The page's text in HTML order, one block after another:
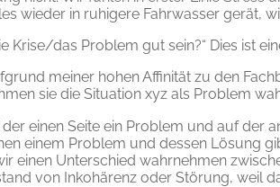
wieder in ruhigere Fahrwasser gerät,
Krise/das Problem gut sein?“ Dies ist
meiner hohen Affinität zu den
sie die Situation xyz als Problem
einen Seite ein Problem und auf der
einem Problem und dessen Lösung
einen Unterschied wahrnehmen
von Inkohärenz oder Störung, weil